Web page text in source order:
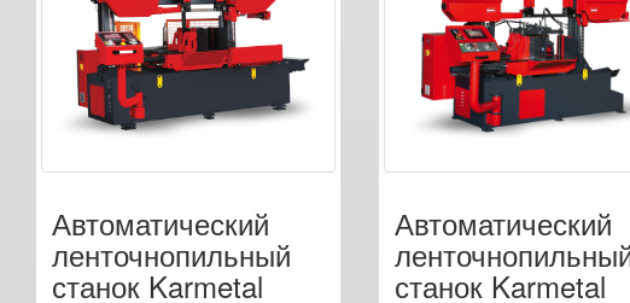
Автоматический
ленточнопильный
станок Karmetal
Автоматический
станок Karmetal